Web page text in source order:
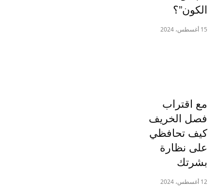
الكون”؟
15 أغسطس، 2024
مع اقتراب
فصل الخريف
كيف تحافظي
على نظارة
بشرتك
12 أغسطس، 2024